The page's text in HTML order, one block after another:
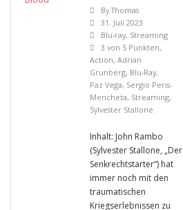
ByThomas
31. Juli 2023
Blu-ray, Streaming
3 von 5 Punkten,
Action, Adrian
Grunberg, Blu-Ray,
Paz Vega, Sergio Peris-
Mencheta, Streaming,
Sylvester Stallone
Inhalt: John Rambo
(Sylvester Stallone, „Der
Senkrechtstarter“) hat
immer noch mit den
traumatischen
Kriegserlebnissen zu